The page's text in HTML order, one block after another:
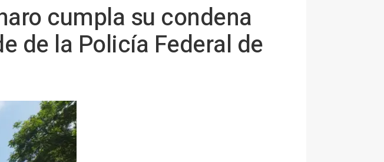
cumpla su condena
de la Policía Federal de